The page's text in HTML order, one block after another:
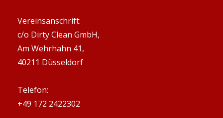
Vereinsanschrift:
c/o Dirty Clean GmbH,
Am Wehrhahn 41,
40211 Düsseldorf
Telefon:
+49 172 2422302